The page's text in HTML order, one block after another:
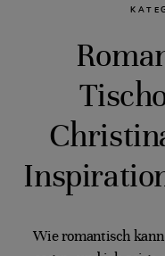
Wie romantisch